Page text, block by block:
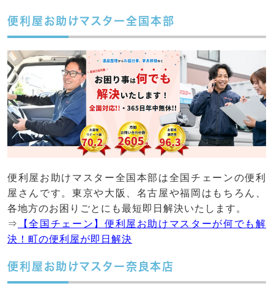
便利屋お助けマスター全国本部
便利屋お助けマスター全国本部は全国チェーンの便利
屋さんです。東京や大阪、名古屋や福岡はもちろん、
各地方のお困りごとにも最短即日解決いたします。
⇒
【全国チェーン】便利屋お助けマスターが何でも解
決！町の便利屋が即日解決
便利屋お助けマスター奈良本店